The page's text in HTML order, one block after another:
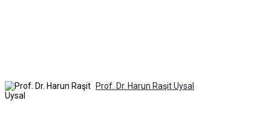
Prof. Dr. Harun Raşit Uysal